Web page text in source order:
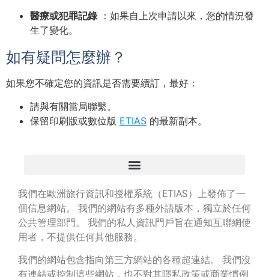
醫療或犯罪記錄：如果自上次申請以來，您的情況發
生了變化。
如有疑問怎麼辦？
如果您不確定您的資訊是否需要續訂，最好：
請與有關當局聯繫。
保留印刷版或數位版 ETIAS 的最新副本。
我們在歐洲旅行資訊和授權系統（ETIAS）上發佈了一
個信息網站。 我們的網站有多種外語版本，獨立於任何
公共管理部門。 我們的私人資訊門戶旨在通知互聯網使
用者，不提供任何其他服務。
我們的網站包含指向第三方網站的各種超連結。 我們沒
有連結或控制這些網站，也不對其隱私政策或商業慣例